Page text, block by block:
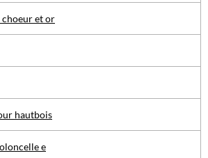
choeur et or
hautbois
e